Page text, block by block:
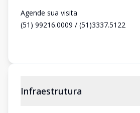
Agende sua visita
(51) 99216.0009 / (51)3337.5122
Infraestrutura